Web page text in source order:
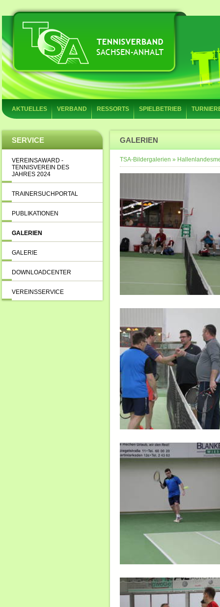
AKTUELLES VERBAND RESSORTS SPIELBETRIEB
SERVICE
VEREINSAWARD -
TENNISVEREIN DES
JAHRES 2024
TRAINERSUCHPORTAL
PUBLIKATIONEN
GALERIEN
GALERIE
DOWNLOADCENTER
VEREINSSERVICE
GALERIEN
TSA-Bildergalerien »